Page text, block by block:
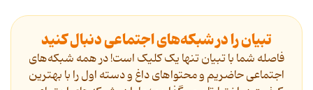
تبیان را در شبکه‌های اجتماعی دنبال کنید
فاصله شما با تبیان تنها یک کلیک است! در همه شبکه‌های
اجتماعی حاضریم و محتواهای داغ و دسته اول را با بهترین